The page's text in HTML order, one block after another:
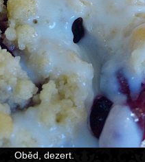
Oběd, dezert.